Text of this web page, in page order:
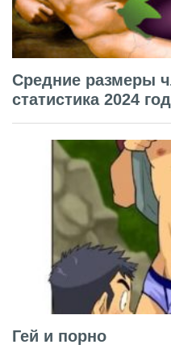
Средние размеры
статистика 2024
Гей и порно